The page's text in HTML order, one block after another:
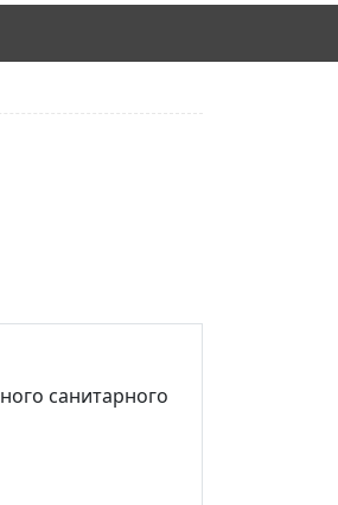
санитарного